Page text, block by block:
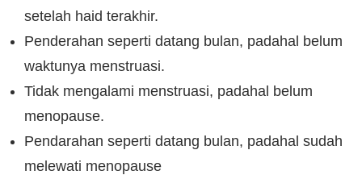
setelah haid terakhir.
Penderahan seperti datang bulan, padahal belum
waktunya menstruasi.
Tidak mengalami menstruasi, padahal belum
menopause.
Pendarahan seperti datang bulan, padahal sudah
melewati menopause